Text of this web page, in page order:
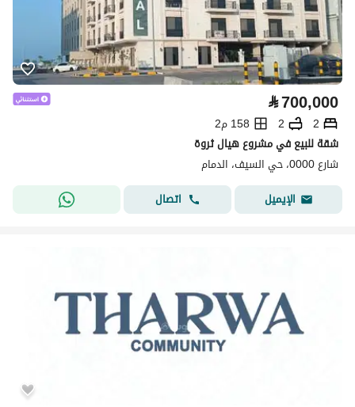
⃁700,000
2
2
158 م2
شقة للبيع في مشروع هيال ثروة
شارع 0000، حي السيف، الدمام
الإيميل
اتصال